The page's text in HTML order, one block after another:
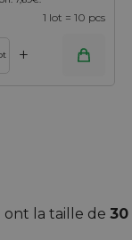
1 lot = 10 pcs
+
ont la taille de 30